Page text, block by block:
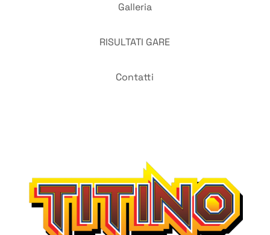
Galleria
RISULTATI GARE
Contatti